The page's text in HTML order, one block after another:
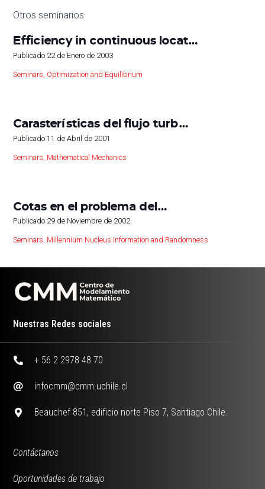
Otros seminarios
Efficiency in continuous locat…
Publicado 22 de Enero de 2003
Seminars Optimization and Equilibrium
Carasterísticas del flujo turb…
Publicado11 de Abril de 2001
Seminars Mathematical Mechanics
Cotas en el problema del…
Publicado 29 de Noviembre de 2002
Seminars, Millennium Nucleus Information and Randomness
Nuestras Redes sociales
+ 56 2 2978 48 70
infocmm@cmm.uchile.cl
Beauchef 851, edificio norte Piso 7, Santiago Chile.
Contáctanos
Oportunidades de trabajo